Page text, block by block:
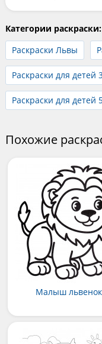
Категории раскраски:
Раскраски Львы
Раскраски для детей
Раскраски для детей
Похожие
Малыш львенок